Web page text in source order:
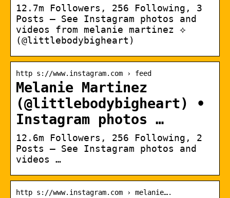
12.7m Followers, 256 Following, 3
Posts – See Instagram photos and
videos from melanie martinez ⟡
(@littlebodybigheart)
http s://www.instagram.com › feed
Melanie Martinez
(@littlebodybigheart) •
Instagram photos …
12.6m Followers, 256 Following, 2
Posts – See Instagram photos and
videos …
http s://www.instagram.com › melanie….